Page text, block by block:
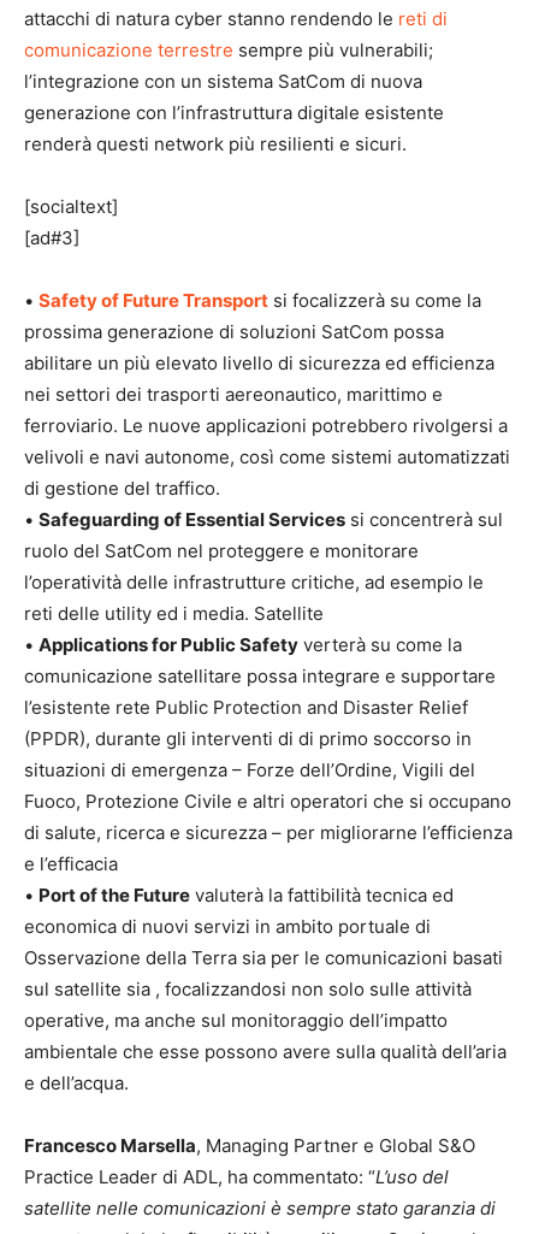
attacchi di natura cyber stanno rendendo le reti di
comunicazione terrestre sempre più vulnerabili;
l’integrazione con un sistema SatCom di nuova
generazione con l’infrastruttura digitale esistente
renderà questi network più resilienti e sicuri.
[socialtext]
[ad#3]
• Safety of Future Transport si focalizzerà su come la
prossima generazione di soluzioni SatCom possa
abilitare un più elevato livello di sicurezza ed efficienza
nei settori dei trasporti aereonautico, marittimo e
ferroviario. Le nuove applicazioni potrebbero rivolgersi a
velivoli e navi autonome, così come sistemi automatizzati
di gestione del traffico.
• Safeguarding of Essential Services si concentrerà sul
ruolo del SatCom nel proteggere e monitorare
l’operatività delle infrastrutture critiche, ad esempio le
reti delle utility ed i media. Satellite
• Applications for Public Safety verterà su come la
comunicazione satellitare possa integrare e supportare
l’esistente rete Public Protection and Disaster Relief
(PPDR), durante gli interventi di di primo soccorso in
situazioni di emergenza – Forze dell’Ordine, Vigili del
Fuoco, Protezione Civile e altri operatori che si occupano
di salute, ricerca e sicurezza – per migliorarne l’efficienza
e l’efficacia
• Port of the Future valuterà la fattibilità tecnica ed
economica di nuovi servizi in ambito portuale di
Osservazione della Terra sia per le comunicazioni basati
sul satellite sia , focalizzandosi non solo sulle attività
operative, ma anche sul monitoraggio dell’impatto
ambientale che esse possono avere sulla qualità dell’aria
e dell’acqua.
Francesco Marsella, Managing Partner e Global S&O
Practice Leader di ADL, ha commentato: “L’uso del
satellite nelle comunicazioni è sempre stato garanzia di